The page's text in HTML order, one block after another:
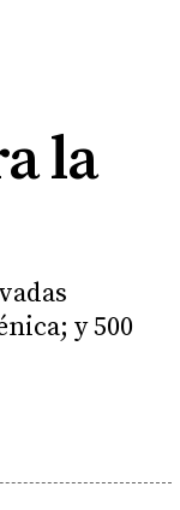
la
y 500